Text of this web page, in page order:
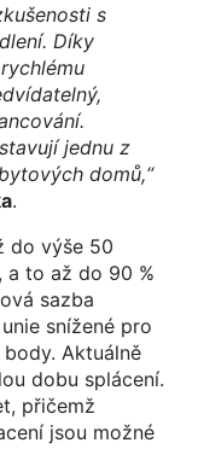
s
Díky
jednu z
domů,“
.
do výše 50
a to až do 90 %
sazba
snížené pro
Aktuálně
dobu splácení.
přičemž
jsou možné